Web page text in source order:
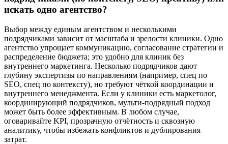
искать одно агентство?
Выбор между единым агентством и несколькими
подрядчиками зависит от масштаба и зрелости клиники. Одно
агентство упрощает коммуникацию, согласование стратегии и
распределение бюджета; это удобно для клиник без
внутреннего маркетинга. Несколько подрядчиков дают
глубину экспертизы по направлениям (например, спец по
SEO, спец по контексту), но требуют чёткой координации и
внутреннего менеджмента. Если у клиники есть маркетолог,
координирующий подрядчиков, мульти-подрядный подход
может быть более эффективным. В любом случае,
оговаривайте KPI, прозрачную отчётность и сквозную
аналитику, чтобы избежать конфликтов и дублирования
затрат.